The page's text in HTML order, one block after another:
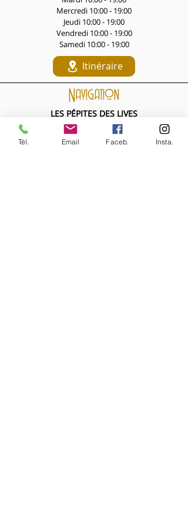
Mercredi 10:00 - 19:00
Jeudi 10:00 - 19:00
Vendredi 10:00 - 19:00
Samedi 10:00 - 19:00
Itinéraire
Navigation
LES PÉPITES DES LIVES
Nouveautés de la semaine
Les Archives de la Comtesse
Tél. Email Faceb. Insta.